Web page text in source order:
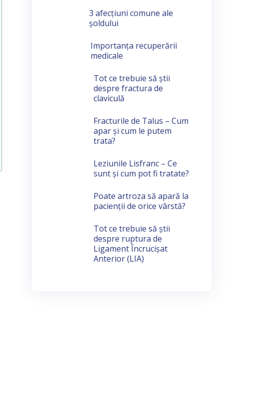
3 afecțiuni comune ale
șoldului
Importanța recuperării
medicale
Tot ce trebuie să știi
despre fractura de
claviculă
Fracturile de Talus – Cum
apar și cum le putem
trata?
Leziunile Lisfranc – Ce
sunt și cum pot fi tratate?
Poate artroza să apară la
pacienții de orice vârstă?
Tot ce trebuie să știi
despre ruptura de
Ligament Încrucișat
Anterior (LIA)